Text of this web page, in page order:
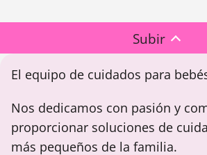
Subir
El equipo de cuidados para
Nos dedicamos con pasión y
proporcionar soluciones de
más pequeños de la familia.